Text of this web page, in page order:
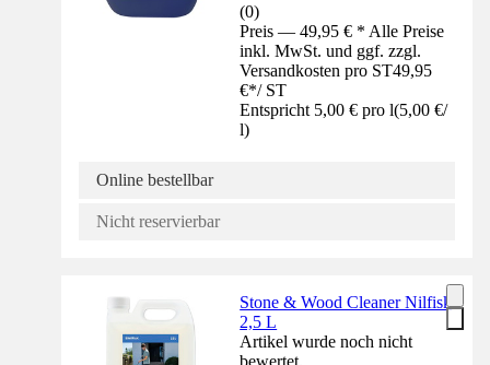
(0)
Preis — 49,95 € * Alle Preise
inkl. MwSt. und ggf. zzgl.
Versandkosten pro ST49,95
€*/ ST
Entspricht 5,00 € pro l(5,00 €/
l)
Online bestellbar
Nicht reservierbar
Stone & Wood Cleaner Nilfisk
2,5 L
Artikel wurde noch nicht
bewertet.